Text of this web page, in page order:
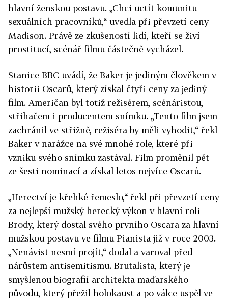
hlavní ženskou postavu. „Chci uctít komunitu
sexuálních pracovníků,“ uvedla při převzetí ceny
Madison. Právě ze zkušeností lidí, kteří se živí
prostitucí, scénář filmu částečně vycházel.
Stanice BBC uvádí, že Baker je jediným člověkem v
historii Oscarů, který získal čtyři ceny za jediný
film. Američan byl totiž režisérem, scénáristou,
střihačem i producentem snímku. „Tento film jsem
zachránil ve střižně, režiséra by měli vyhodit,“ řekl
Baker v narážce na své mnohé role, které při
vzniku svého snímku zastával. Film proměnil pět
ze šesti nominací a získal letos nejvíce Oscarů.
„Herectví je křehké řemeslo,“ řekl při převzetí ceny
za nejlepší mužský herecký výkon v hlavní roli
Brody, který dostal svého prvního Oscara za hlavní
mužskou postavu ve filmu Pianista již v roce 2003.
„Nenávist nesmí projít,“ dodal a varoval před
nárůstem antisemitismu. Brutalista, který je
smyšlenou biografií architekta maďarského
původu, který přežil holokaust a po válce uspěl ve